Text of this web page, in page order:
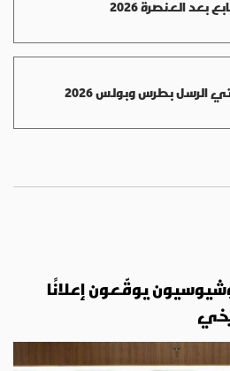
بعد العنصرة 2026
الرسل بطرس وبولس 2026
يوقّعون إعلانًا